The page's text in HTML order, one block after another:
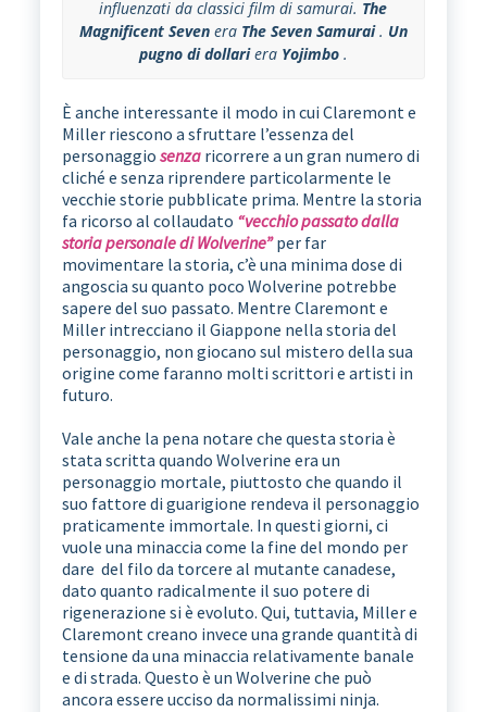
influenzati da classici film di samurai. The
Magnificent Sevenera The Seven Samurai. Un
pugno di dollariera Yojimbo.
È anche interessante il modo in cui Claremont e
Miller riescono a sfruttare l’essenza del
personaggio senzaricorrere a un gran numero di
cliché e senza riprendere particolarmente le
vecchie storie pubblicate prima. Mentre la storia
fa ricorso al collaudato “vecchio passato dalla
storia personale di Wolverine”per far
movimentare la storia, c’è una minima dose di
angoscia su quanto poco Wolverine potrebbe
sapere del suo passato. Mentre Claremont e
Miller intrecciano il Giappone nella storia del
personaggio, non giocano sul mistero della sua
origine come faranno molti scrittori e artisti in
futuro.
Vale anche la pena notare che questa storia è
stata scritta quando Wolverine era un
personaggio mortale, piuttosto che quando il
suo fattore di guarigione rendeva il personaggio
praticamente immortale. In questi giorni, ci
vuole una minaccia come la fine del mondo per
dare del filo da torcere al mutante canadese,
dato quanto radicalmente il suo potere di
rigenerazione si è evoluto. Qui, tuttavia, Miller e
Claremont creano invece una grande quantità di
tensione da una minaccia relativamente banale
e di strada. Questo è un Wolverine che può
ancora essere ucciso da normalissimi ninja.